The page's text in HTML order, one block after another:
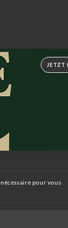
JETZT